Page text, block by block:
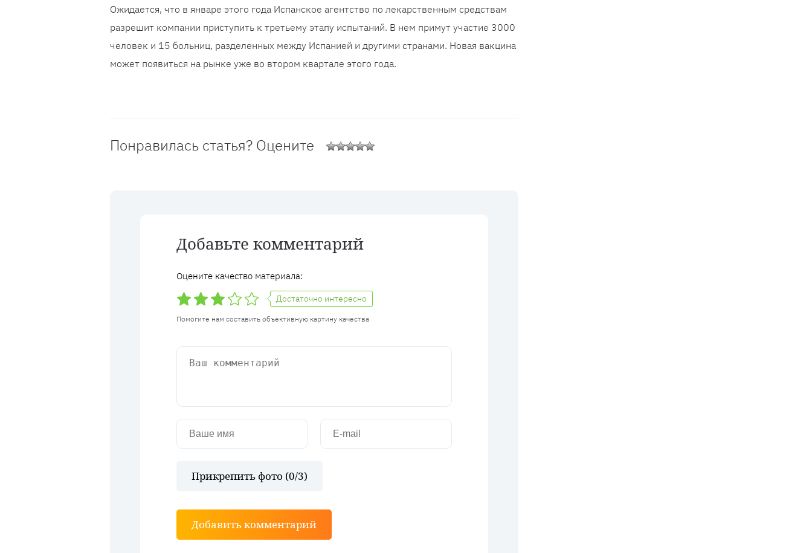
Ожидается, что в январе этого года Испанское агентство по лекарственным средствам
разрешит компании приступить к третьему этапу испытаний. В нем примут участие 3000
человек и 15 больниц, разделенных между Испанией и другими странами. Новая вакцина
может появиться на рынке уже во втором квартале этого года.
Понравилась статья? Оцените
Добавьте комментарий
Оцените качество материала:
Достаточно интересно
Помогите нам составить объективную картину качества
Прикрепить фото (0/3)
Добавить комментарий